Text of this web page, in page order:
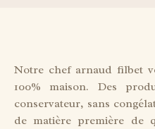
Notre chef arnaud filbet
100% maison. Des
conservateur, sans
de matière première de